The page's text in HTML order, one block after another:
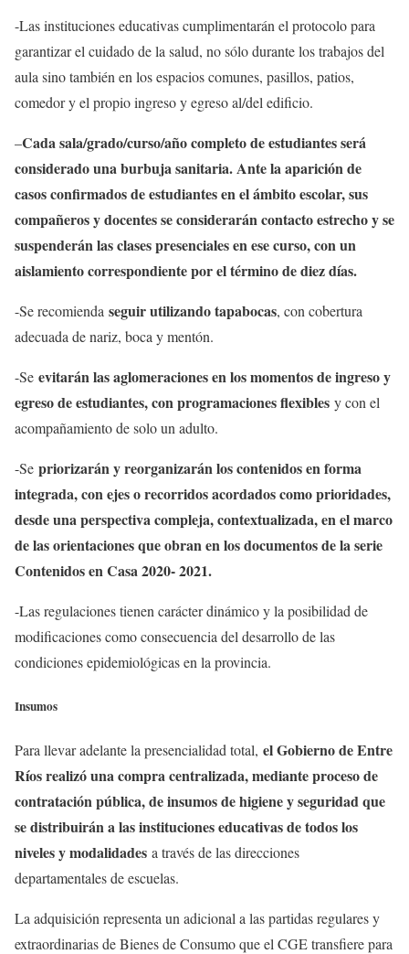
-Las instituciones educativas cumplimentarán el protocolo para
garantizar el cuidado de la salud, no sólo durante los trabajos del
aula sino también en los espacios comunes, pasillos, patios,
comedor y el propio ingreso y egreso al/del edificio.
–Cada sala/grado/curso/año completo de estudiantes será
considerado una burbuja sanitaria. Ante la aparición de
casos confirmados de estudiantes en el ámbito escolar, sus
compañeros y docentes se considerarán contacto estrecho y se
suspenderán las clases presenciales en ese curso, con un
aislamiento correspondiente por el término de diez días.
-Se recomienda seguir utilizando tapabocas, con cobertura
adecuada de nariz, boca y mentón.
-Se evitarán las aglomeraciones en los momentos de ingreso y
egreso de estudiantes, con programaciones flexibles y con el
acompañamiento de solo un adulto.
-Se priorizarán y reorganizarán los contenidos en forma
integrada, con ejes o recorridos acordados como prioridades,
desde una perspectiva compleja, contextualizada, en el marco
de las orientaciones que obran en los documentos de la serie
Contenidos en Casa 2020- 2021.
-Las regulaciones tienen carácter dinámico y la posibilidad de
modificaciones como consecuencia del desarrollo de las
condiciones epidemiológicas en la provincia.
Insumos
Para llevar adelante la presencialidad total, el Gobierno de Entre
Ríos realizó una compra centralizada, mediante proceso de
contratación pública, de insumos de higiene y seguridad que
se distribuirán a las instituciones educativas de todos los
niveles y modalidades a través de las direcciones
departamentales de escuelas.
La adquisición representa un adicional a las partidas regulares y
extraordinarias de Bienes de Consumo que el CGE transfiere para